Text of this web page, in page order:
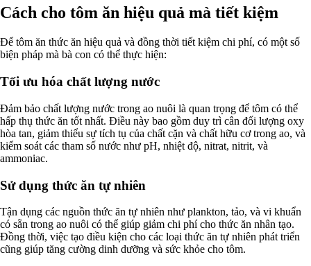
Cách cho tôm ăn hiệu quả mà tiết kiệm
Để tôm ăn thức ăn hiệu quả và đồng thời tiết kiệm chi phí, có một số
biện pháp mà bà con có thể thực hiện:
Tối ưu hóa chất lượng nước
Đảm bảo chất lượng nước trong ao nuôi là quan trọng để tôm có thể
hấp thụ thức ăn tốt nhất. Điều này bao gồm duy trì cân đối lượng oxy
hòa tan, giảm thiểu sự tích tụ của chất cặn và chất hữu cơ trong ao, và
kiểm soát các tham số nước như pH, nhiệt độ, nitrat, nitrit, và
ammoniac.
Sử dụng thức ăn tự nhiên
Tận dụng các nguồn thức ăn tự nhiên như plankton, tảo, và vi khuẩn
có sẵn trong ao nuôi có thể giúp giảm chi phí cho thức ăn nhân tạo.
Đồng thời, việc tạo điều kiện cho các loại thức ăn tự nhiên phát triển
cũng giúp tăng cường dinh dưỡng và sức khỏe cho tôm.